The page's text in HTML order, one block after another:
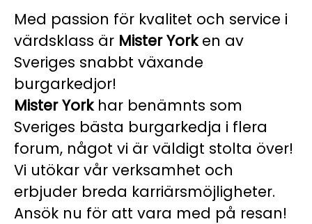
Med passion för kvalitet och service i
värdsklass är Mister Yorken av
Sveriges snabbt växande
burgarkedjor!
Mister Yorkhar benämnts som
Sveriges bästa burgarkedja i flera
forum, något vi är väldigt stolta över!
Vi utökar vår verksamhet och
erbjuder breda karriärsmöjligheter.
Ansök nu för att vara med på resan!